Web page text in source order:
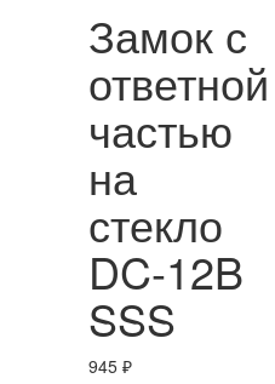
Замок с
ответной
частью
на
стекло
DC-12B
SSS
945₽